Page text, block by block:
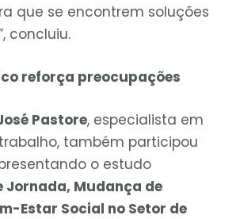
que se encontrem soluções
concluiu.
reforça preocupações
Pastore, especialista em
também participou
o estudo
Jornada, Mudança de
Estar Social no Setor de